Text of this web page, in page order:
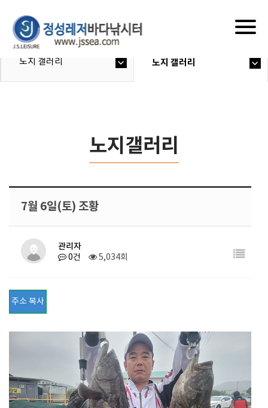
노지 갤러리 노지 갤러리
노지갤러리
7월 6일(토) 조황
관리자
0건 5,034회
주소 복사